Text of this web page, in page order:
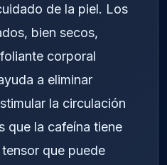
de la piel. Los
bien secos,
corporal
a eliminar
la circulación
que la cafeína tiene
que puede